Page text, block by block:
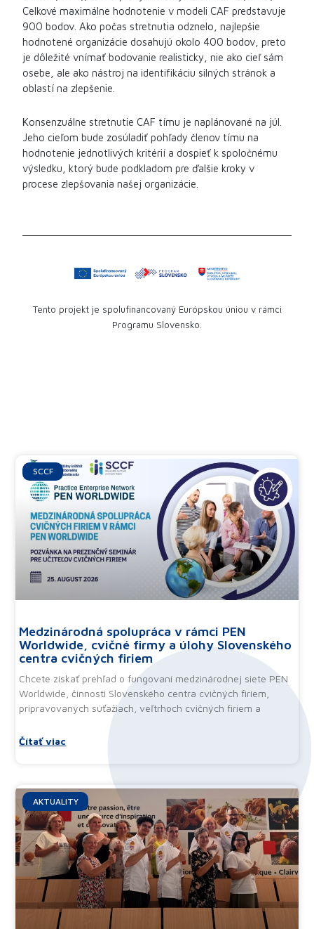
Celkové maximálne hodnotenie v modeli CAF predstavuje
900 bodov. Ako počas stretnutia odznelo, najlepšie
hodnotené organizácie dosahujú okolo 400 bodov, preto
je dôležité vnímať bodovanie realisticky, nie ako cieľ sám
osebe, ale ako nástroj na identifikáciu silných stránok a
oblastí na zlepšenie.
Konsenzuálne stretnutie CAF tímu je naplánované na júl.
Jeho cieľom bude zosúladiť pohľady členov tímu na
hodnotenie jednotlivých kritérií a dospieť k spoločnému
výsledku, ktorý bude podkladom pre ďalšie kroky v
procese zlepšovania našej organizácie.
Tento projekt je spolufinancovaný Európskou úniou v rámci
Programu Slovensko.
Ďalšie články
SCCF
Medzinárodná spolupráca v rámci PEN
Worldwide, cvičné firmy a úlohy Slovenského
centra cvičných firiem
Chcete získať prehľad o fungovaní medzinárodnej siete PEN
Worldwide, činnosti Slovenského centra cvičných firiem,
pripravovaných súťažiach, veľtrhoch cvičných firiem a
Čítať viac
AKTUALITY